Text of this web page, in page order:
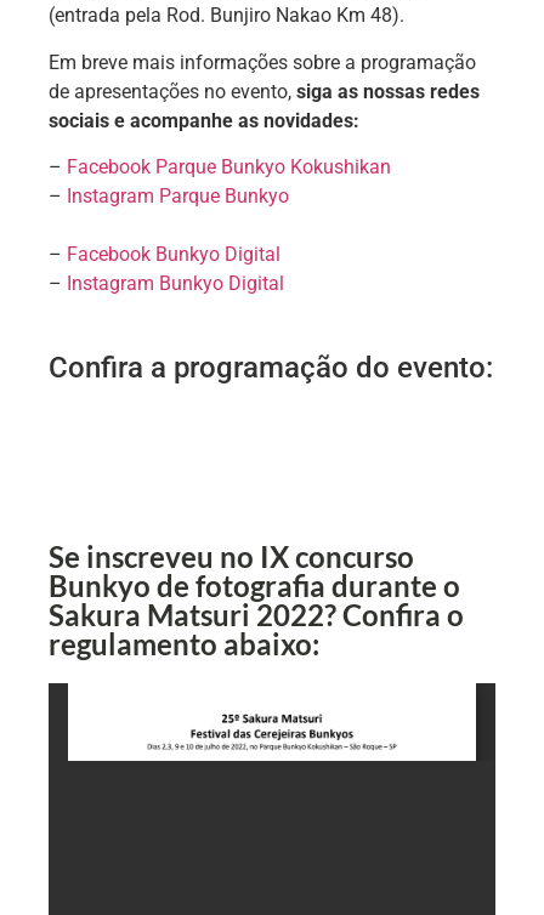
(entrada pela Rod. Bunjiro Nakao Km 48).
Em breve mais informações sobre a programação
de apresentações no evento, siga as nossas redes
sociais e acompanhe as novidades:
– Facebook Parque Bunkyo Kokushikan
– Instagram Parque Bunkyo
– Facebook Bunkyo Digital
– Instagram Bunkyo Digital
Confira a programação do evento:
Se inscreveu no IX concurso
Bunkyo de fotografia durante o
Sakura Matsuri 2022? Confira o
regulamento abaixo: